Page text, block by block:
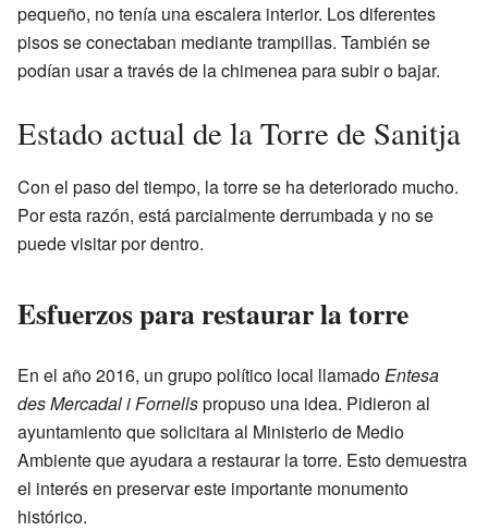
pequeño, no tenía una escalera interior. Los diferentes
pisos se conectaban mediante trampillas. También se
podían usar a través de la chimenea para subir o bajar.
Estado actual de la Torre de Sanitja
Con el paso del tiempo, la torre se ha deteriorado mucho.
Por esta razón, está parcialmente derrumbada y no se
puede visitar por dentro.
Esfuerzos para restaurar la torre
En el año 2016, un grupo político local llamadoEntesa
des Mercadal i Fornellspropuso una idea. Pidieron al
ayuntamiento que solicitara al Ministerio de Medio
Ambiente que ayudara a restaurar la torre. Esto demuestra
el interés en preservar este importante monumento
histórico.